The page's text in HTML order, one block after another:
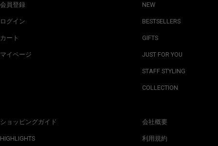
会員登録
ログイン
カート
マイページ
ショッピングガイド
HIGHLIGHTS
NEW
BESTSELLERS
GIFTS
JUST FOR YOU
STAFF STYLING
COLLECTION
会社概要
利用規約